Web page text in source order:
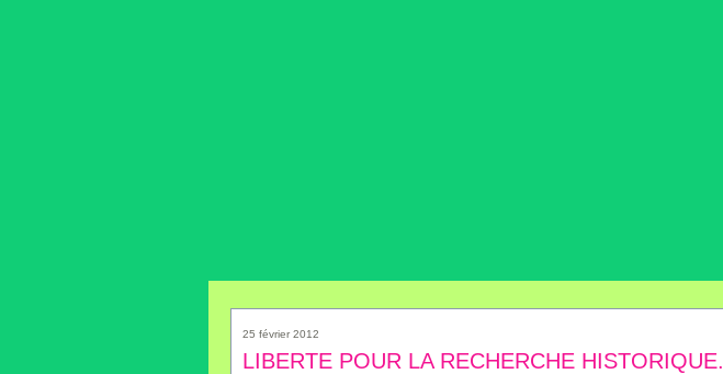
25 février 2012
LIBERTE POUR LA RECHERCHE HISTORIQUE.